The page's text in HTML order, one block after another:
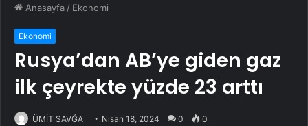
Anasayfa / Ekonomi
Ekonomi
Rusya’dan AB’ye giden gaz
ilk çeyrekte yüzde 23 arttı
ÜMİT SAVĞA Nisan 18, 2024 0 0